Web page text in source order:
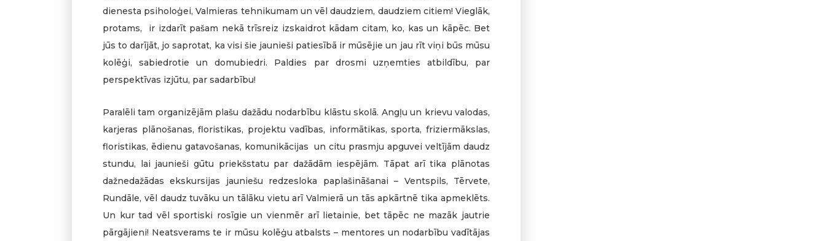
dienesta psiholoģei, Valmieras tehnikumam un vēl daudziem, daudziem citiem! Vieglāk,
protams, ir izdarīt pašam nekā trīsreiz izskaidrot kādam citam, ko, kas un kāpēc. Bet
jūs to darījāt, jo saprotat, ka visi šie jaunieši patiesībā ir mūsējie un jau rīt viņi būs mūsu
kolēģi, sabiedrotie un domubiedri. Paldies par drosmi uzņemties atbildību, par
perspektīvas izjūtu, par sadarbību!
Paralēli tam organizējām plašu dažādu nodarbību klāstu skolā. Angļu un krievu valodas,
karjeras plānošanas, floristikas, projektu vadības, informātikas, sporta, friziermākslas,
floristikas, ēdienu gatavošanas, komunikācijas un citu prasmju apguvei veltījām daudz
stundu, lai jaunieši gūtu priekšstatu par dažādām iespējām. Tāpat arī tika plānotas
dažnedažādas ekskursijas jauniešu redzesloka paplašināšanai – Ventspils, Tērvete,
Rundāle, vēl daudz tuvāku un tālāku vietu arī Valmierā un tās apkārtnē tika apmeklēts.
Un kur tad vēl sportiski rosīgie un vienmēr arī lietainie, bet tāpēc ne mazāk jautrie
pārgājieni! Neatsverams te ir mūsu kolēģu atbalsts – mentores un nodarbību vadītājas